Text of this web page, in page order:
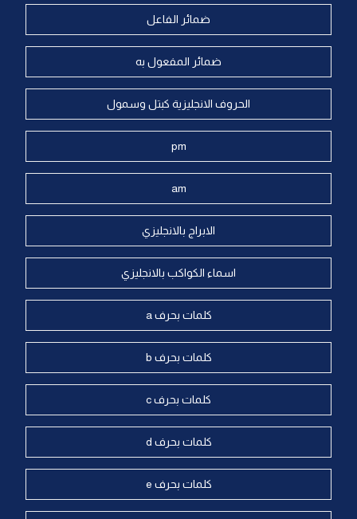
ضمائر الفاعل
ضمائر المفعول به
الحروف الانجليزية كبتل وسمول
pm
am
الابراج بالانجليزي
اسماء الكواكب بالانجليزي
كلمات بحرف a
كلمات بحرف b
كلمات بحرف c
كلمات بحرف d
كلمات بحرف e